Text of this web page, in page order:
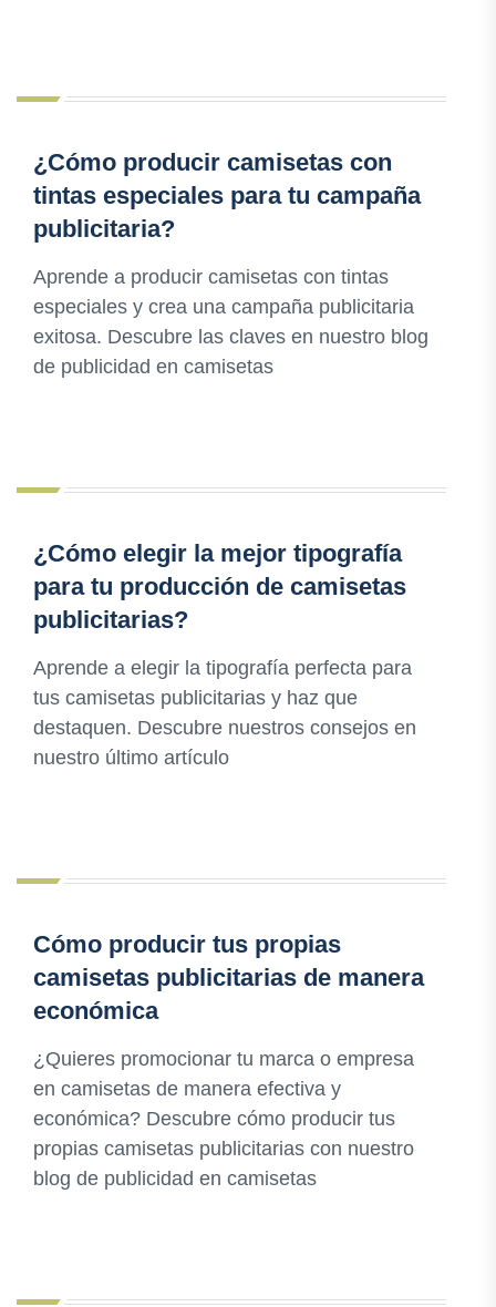
¿Cómo producir camisetas con
tintas especiales para tu campaña
publicitaria?
Aprende a producir camisetas con tintas
especiales y crea una campaña publicitaria
exitosa. Descubre las claves en nuestro blog
de publicidad en camisetas
¿Cómo elegir la mejor tipografía
para tu producción de camisetas
publicitarias?
Aprende a elegir la tipografía perfecta para
tus camisetas publicitarias y haz que
destaquen. Descubre nuestros consejos en
nuestro último artículo
Cómo producir tus propias
camisetas publicitarias de manera
económica
¿Quieres promocionar tu marca o empresa
en camisetas de manera efectiva y
económica? Descubre cómo producir tus
propias camisetas publicitarias con nuestro
blog de publicidad en camisetas